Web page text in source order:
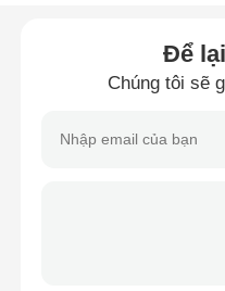
Yêu cầu báo giá
chai xịt mỹ phẩm
Để
Chúng tôi sẽ